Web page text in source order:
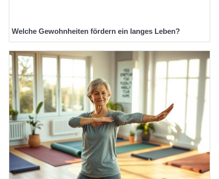
Welche Gewohnheiten fördern ein langes Leben?